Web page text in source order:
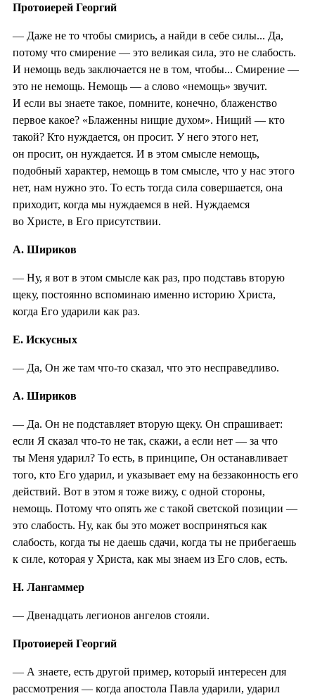
Протоиерей Георгий
— Даже не то чтобы смирись, а найди в себе силы... Да,
потому что смирение — это великая сила, это не слабость.
И немощь ведь заключается не в том, чтобы... Смирение —
это не немощь. Немощь — а слово «немощь» звучит.
И если вы знаете такое, помните, конечно, блаженство
первое какое? «Блаженны нищие духом». Нищий — кто
такой? Кто нуждается, он просит. У него этого нет,
он просит, он нуждается. И в этом смысле немощь,
подобный характер, немощь в том смысле, что у нас этого
нет, нам нужно это. То есть тогда сила совершается, она
приходит, когда мы нуждаемся в ней. Нуждаемся
во Христе, в Его присутствии.
А. Шириков
— Ну, я вот в этом смысле как раз, про подставь вторую
щеку, постоянно вспоминаю именно историю Христа,
когда Его ударили как раз.
Е. Искусных
— Да, Он же там что-то сказал, что это несправедливо.
А. Шириков
— Да. Он не подставляет вторую щеку. Он спрашивает:
если Я сказал что-то не так, скажи, а если нет — за что
ты Меня ударил? То есть, в принципе, Он останавливает
того, кто Его ударил, и указывает ему на беззаконность его
действий. Вот в этом я тоже вижу, с одной стороны,
немощь. Потому что опять же с такой светской позиции —
это слабость. Ну, как бы это может восприняться как
слабость, когда ты не даешь сдачи, когда ты не прибегаешь
к силе, которая у Христа, как мы знаем из Его слов, есть.
Н. Лангаммер
— Двенадцать легионов ангелов стояли.
Протоиерей Георгий
— А знаете, есть другой пример, который интересен для
рассмотрения — когда апостола Павла ударили, ударил